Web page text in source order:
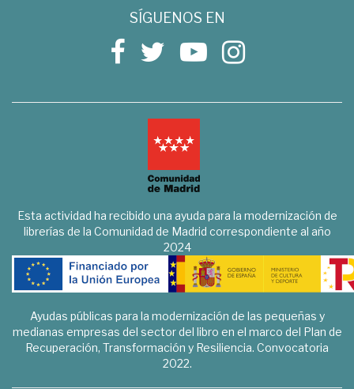
SÍGUENOS EN
Esta actividad ha recibido una ayuda para la modernización de
librerías de la Comunidad de Madrid correspondiente al año
2024
Ayudas públicas para la modernización de las pequeñas y
medianas empresas del sector del libro en el marco del Plan de
Recuperación, Transformación y Resiliencia. Convocatoria
2022.